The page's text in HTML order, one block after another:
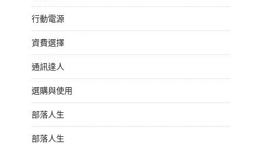
行動電源
資費選擇
通訊達人
選購與使用
部落人生
部落人生